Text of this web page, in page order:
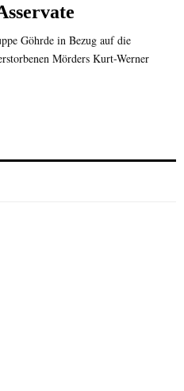
Göhrde in Bezug auf die
Mörders Kurt-Werner